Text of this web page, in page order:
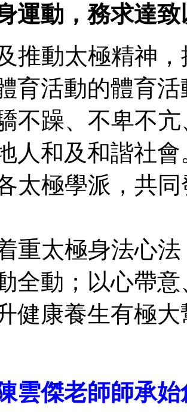
運動，務求達
推動太極精神
育活動的體育活
不躁、不卑不
人和及和諧社會
太極學派，共
重太極身法心
全動；以心帶
健康養生有極
雲傑老師師承